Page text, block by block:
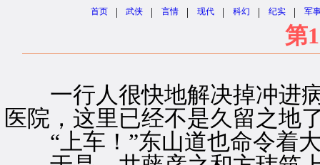
首页 | 武侠 | 言情 | 现代 | 科幻 | 纪实 | 军
第
一行人很快地解决掉冲进病
医院，这里已经不是久留之地
“上车！”东山道也命令着